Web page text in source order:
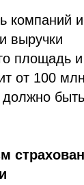
компаний
выручки
площадь
от 100